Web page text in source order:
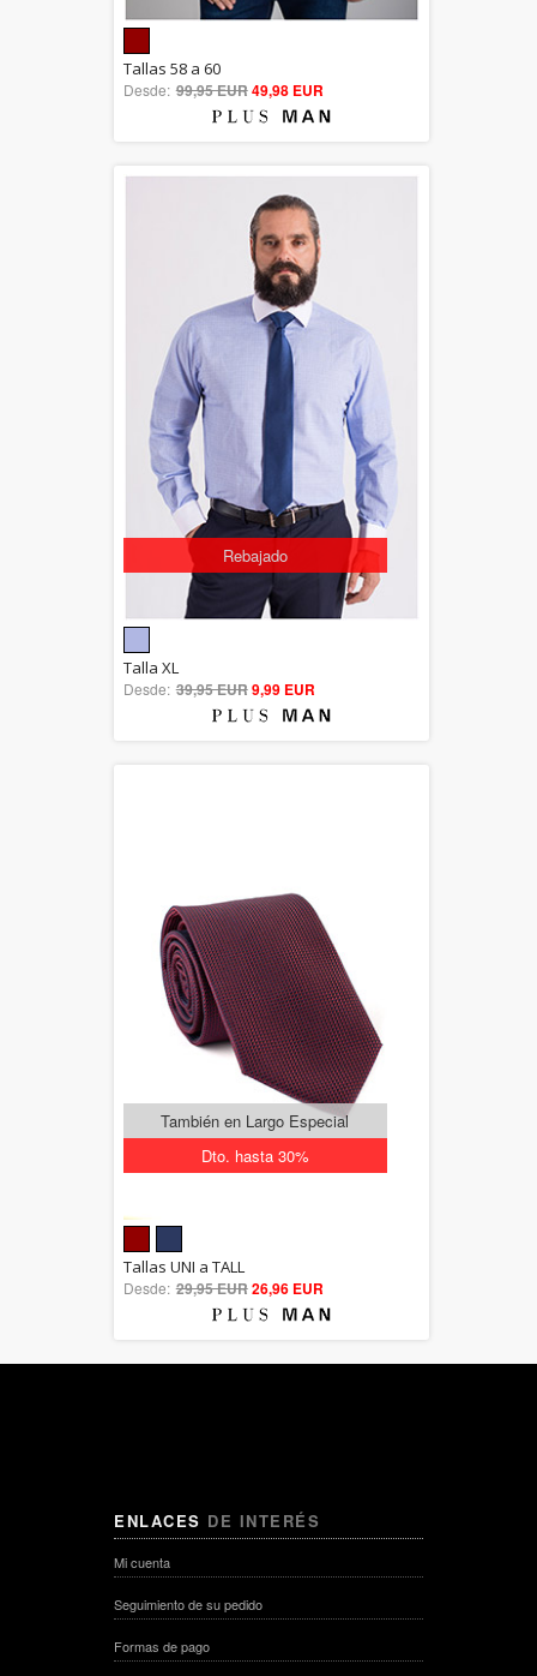
out of 5
Tallas 58 a 60
Desde: 99,95 EUR49,98 EUR
Rebajado
out of 5
Talla XL
Desde: 39,95 EUR9,99 EUR
Dto. hasta 30%
También en Largo Especial
5.00
out of 5
Tallas UNI a TALL
Desde: 29,95 EUR26,96 EUR
ENLACES DE INTERÉS
Mi cuenta
Seguimiento de su pedido
Formas de pago